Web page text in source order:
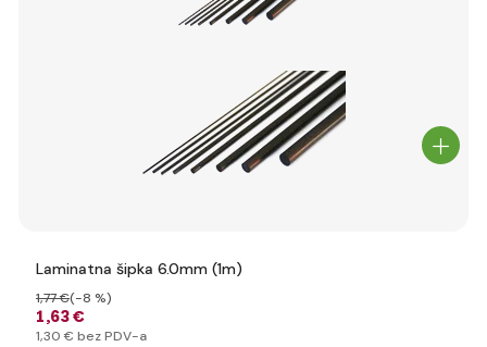
Laminatna šipka 6.0mm (1m)
1,63 €
1,77 €(-8 %)
1,30 € bez PDV-a